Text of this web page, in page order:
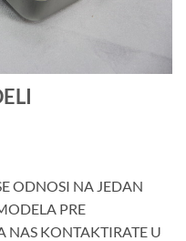
ODNOSI NA JEDAN
PRE
NAS KONTAKTIRATE U